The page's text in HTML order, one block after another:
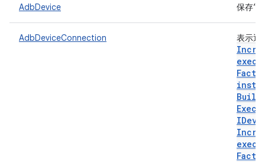
AdbDevice 保存
AdbDeviceConnection 表示通